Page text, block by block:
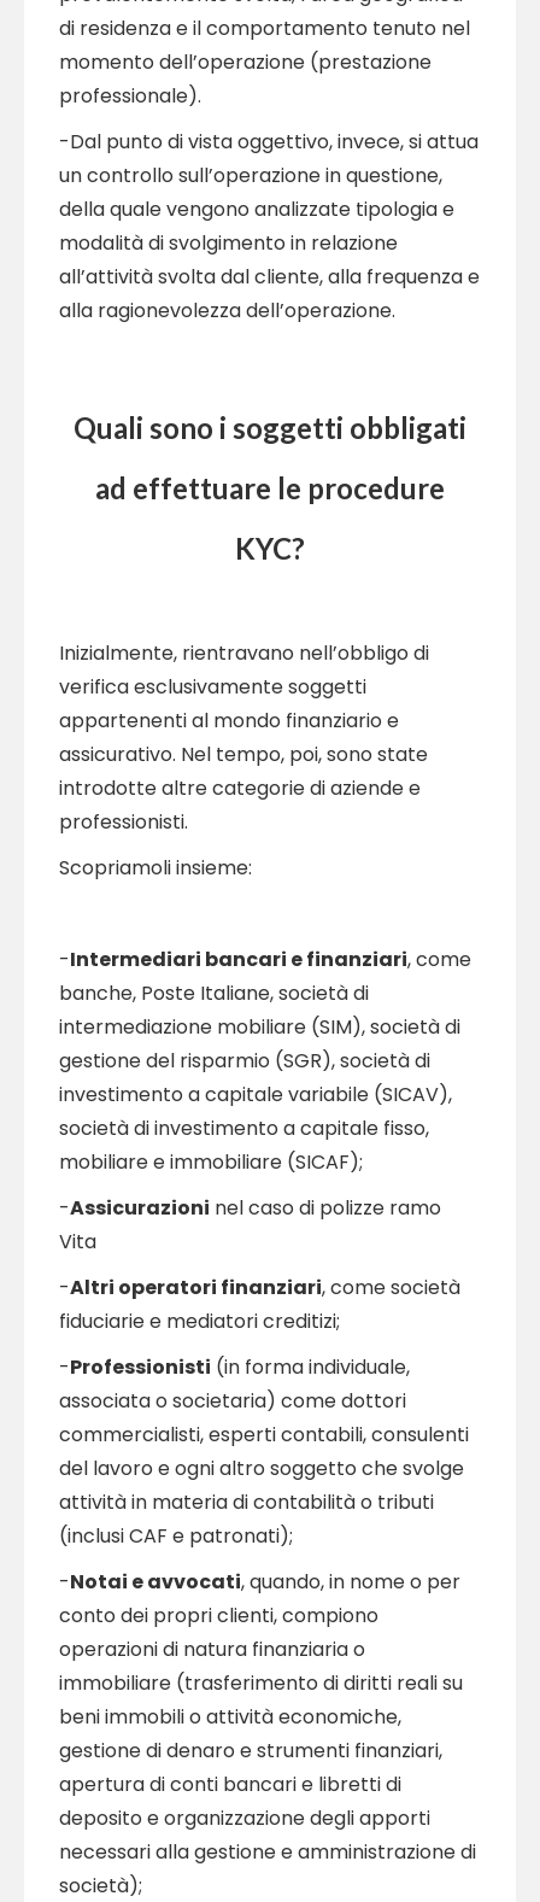
di residenza e il comportamento tenuto nel
momento dell’operazione (prestazione
professionale).
-Dal punto di vista oggettivo, invece, si attua
un controllo sull’operazione in questione,
della quale vengono analizzate tipologia e
modalità di svolgimento in relazione
all’attività svolta dal cliente, alla frequenza e
alla ragionevolezza dell’operazione.
Quali sono i soggetti obbligati
ad effettuare le procedure
KYC?
Inizialmente, rientravano nell’obbligo di
verifica esclusivamente soggetti
appartenenti al mondo finanziario e
assicurativo. Nel tempo, poi, sono state
introdotte altre categorie di aziende e
professionisti.
Scopriamoli insieme:
-Intermediari bancari e finanziari, come
banche, Poste Italiane, società di
intermediazione mobiliare (SIM), società di
gestione del risparmio (SGR), società di
investimento a capitale variabile (SICAV),
società di investimento a capitale fisso,
mobiliare e immobiliare (SICAF);
-Assicurazioni nel caso di polizze ramo
Vita
-Altri operatori finanziari, come società
fiduciarie e mediatori creditizi;
-Professionisti (in forma individuale,
associata o societaria) come dottori
commercialisti, esperti contabili, consulenti
del lavoro e ogni altro soggetto che svolge
attività in materia di contabilità o tributi
(inclusi CAF e patronati);
-Notai e avvocati, quando, in nome o per
conto dei propri clienti, compiono
operazioni di natura finanziaria o
immobiliare (trasferimento di diritti reali su
beni immobili o attività economiche,
gestione di denaro e strumenti finanziari,
apertura di conti bancari e libretti di
deposito e organizzazione degli apporti
necessari alla gestione e amministrazione di
società);